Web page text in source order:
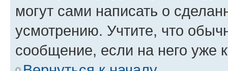
могут сами написать о
усмотрению. Учтите, что
сообщение, если на него уже